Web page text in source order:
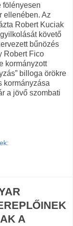
fölényesen
ellenében. Az
Robert Kuciak
követő
bűnözés
Robert Fico
kormányzott
billoga örökre
kormányzása
a jövő szombati
A